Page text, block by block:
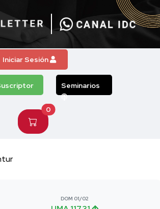
Iniciar Sesión
Seminarios
0
DOM 01/02